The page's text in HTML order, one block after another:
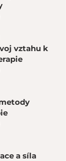
vztahu k
a síla